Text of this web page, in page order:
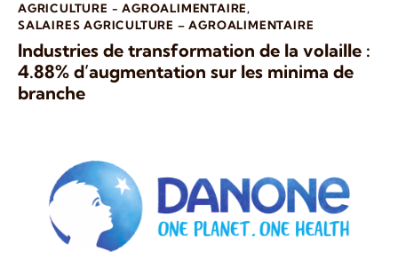
AGRICULTURE - AGROALIMENTAIRE,
SALAIRES AGRICULTURE – AGROALIMENTAIRE
Industries de transformation de la volaille :
4.88% d’augmentation sur les minima de
branche